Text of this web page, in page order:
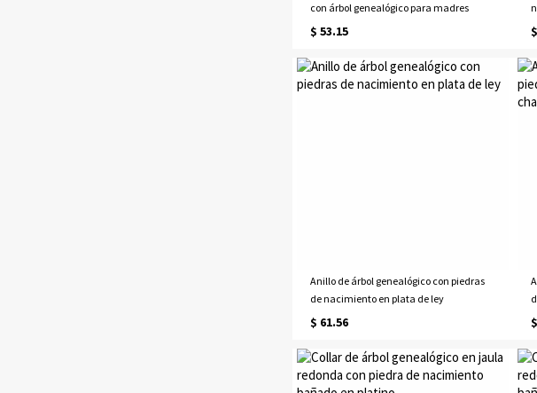
con árbol genealógico para madres
$ 53.15
Anillo de árbol genealógico con piedras
de nacimiento en plata de ley
$ 61.56